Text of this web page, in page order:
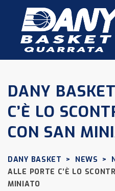
DANY
C’È LO
CON SAN
DANY BASKET > NEWS >
ALLE PORTE C’È LO
MINIATO